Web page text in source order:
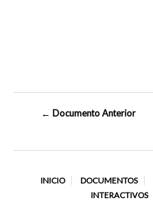
← Documento Anterior
INICIO DOCUMENTOS
INTERACTIVOS